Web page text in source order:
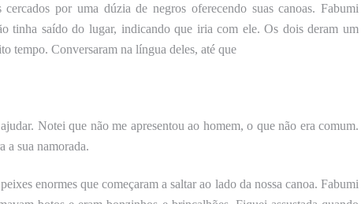
por uma dúzia de negros oferecendo suas canoas. Fabumi
tinha saído do lugar, indicando que iria com ele. Os dois deram um
tempo. Conversaram na língua deles, até que
Notei que não me apresentou ao homem, o que não era comum.
a sua namorada.
enormes que começaram a saltar ao lado da nossa canoa. Fabumi